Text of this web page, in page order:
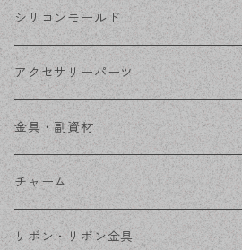
ステンレス・ゴールド
ノンホールピアス
ステンレスイヤリング
ステンレスチェーン
ステンレス金具
シリコンモールド
アクセサリーパーツ
デザイン丸カン
フレーム
コネクター
金具・副資材
丸カン
ピン類
チャーム
金属
リボン・リボン金具